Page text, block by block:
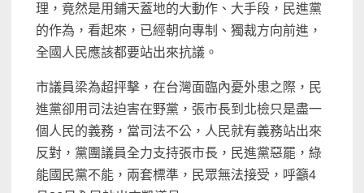
理，竟然是用鋪天蓋地的大動作、大手段，民進黨
的作為，看起來，已經朝向專制、獨裁方向前進，
全國人民應該都要站出來抗議。
市議員梁為超抨擊，在台灣面臨內憂外患之際，民
進黨卻用司法迫害在野黨，張市長到北檢只是盡一
個人民的義務，當司法不公，人民就有義務站出來
反對，黨團議員全力支持張市長，民進黨惡罷，綠
能國民黨不能，兩套標準，民眾無法接受，呼籲4